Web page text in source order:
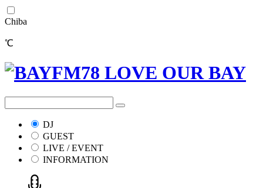
Chiba
℃
DJ
GUEST
LIVE / EVENT
INFORMATION